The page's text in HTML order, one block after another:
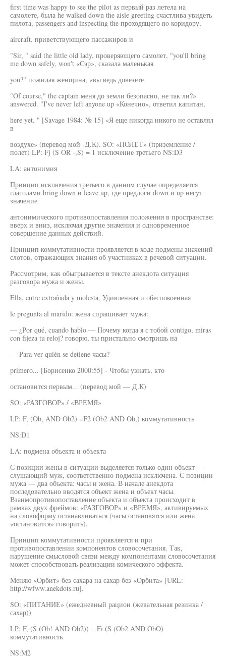
first time was happy to see the pilot as первый раз летела на
самолете, была he walked down the aisle greeting счастлива увидеть
пилота, passengers and inspecting the проходящего no коридору,
aircraft. приветствующего пассажиров и
"Sir, " said the little old lady, проверяющего самолет, "you'll bring
me down safely, won't «Сэр», сказала маленькая
you?" пожилая женщина, «вы ведь довезете
"Of course," the captain меня до земли безопасно, не так ли?»
answered. "I've never left anyone up «Конечно», ответил капитан,
here yet. " [Savage 1984: № 15] «Я еще никогда никого не оставлял
в
воздухе» (перевод мой -Д.К). SO: «ПОЛЕТ» (приземление /
полет) LP: Fj (S OR -,S) = 1 исключение третьего NS:D3
LA: антонимия
Принцип исключения третьего в данном случае определяется
глаголами bring down и leave up, где предлоги down и up несут
значение
антонимического противопоставления положения в пространстве:
вверх и вниз, исключая другие значения и одновременное
совершение данных действий.
Принцип коммутативности проявляется в ходе подмены значений
слотов, отражающих знания об участниках в речевой ситуации.
Рассмотрим, как обыгрывается в тексте анекдота ситуация
разговора мужа и жены.
Ella, entre extrañada у molesta, Удивленная и обеспокоенная
le pregunta al marido: жена спрашивает мужа:
— ¿Por qué, cuando hablo — Почему когда я с тобой contigo, miras
con fijeza tu reloj? говорю, ты пристально смотришь на
— Para ver quién se detiene часы?
primero... [Борисенко 2000:55] - Чтобы узнать, кто
остановится первым... (перевод мой — Д.К)
SO: «РАЗГОВОР» / «ВРЕМЯ»
LP: F, (Ob, AND Ob2) =F2 (Ob2 AND Ob,) коммутативность
NS:D1
LA: подмена объекта и объекта
С позиции жены в ситуации выделяется только один объект —
слушающий муж, соответственно подмена исключена. С позиции
мужа — два объекта: часы и жена. В начале анекдота
последовательно вводятся объект жена и объект часы.
Взаимопротивопоставление объекта и объекта происходит в
рамках двух фреймов: «РАЗГОВОР» и «ВРЕМЯ», активируемых
на словоформу останавливаться (часы остановятся или жена
«остановится» говорить).
Принцип коммутативности проявляется и при
противопоставлении компонентов словосочетания. Так,
нарушение смысловой связи между компонентами словосочетания
может способствовать реализации комического эффекта.
Меняю «Орбит» без сахара на сахар без «Орбита» [URL:
http://wfww.anekdots.ru].
SO: «ПИТАНИЕ» (ежедневный рацион (жевательная резинка /
сахар))
LP: F, (S (Ob! AND Ob2)) = Fi (S (Ob2 AND ObO)
коммутативность
NS:M2